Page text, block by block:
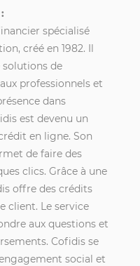
spécialisé
créé en 1982. Il
de
professionnels et
dans
est devenu un
en ligne. Son
de faire des
clics. Grâce à une
offre des crédits
client. Le service
aux questions et
Cofidis se
social et